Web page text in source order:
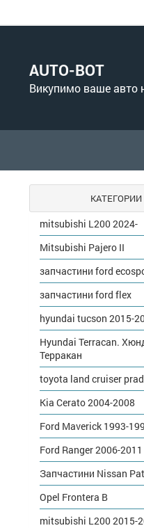
AUTO-BOT
Викупимо ваше авто
КАТЕГОРИИ
mitsubishi L200 2024-
Mitsubishi Pajero II
запчастини ford
запчастини ford flex
hyundai tucson 2015-
Hyundai Terracan.
Терракан
toyota land cruiser
Kia Cerato 2004-2008
Ford Maverick 1993-
Ford Ranger 2006-2011
Запчастини Nissan
Opel Frontera B
mitsubishi L200 2015-